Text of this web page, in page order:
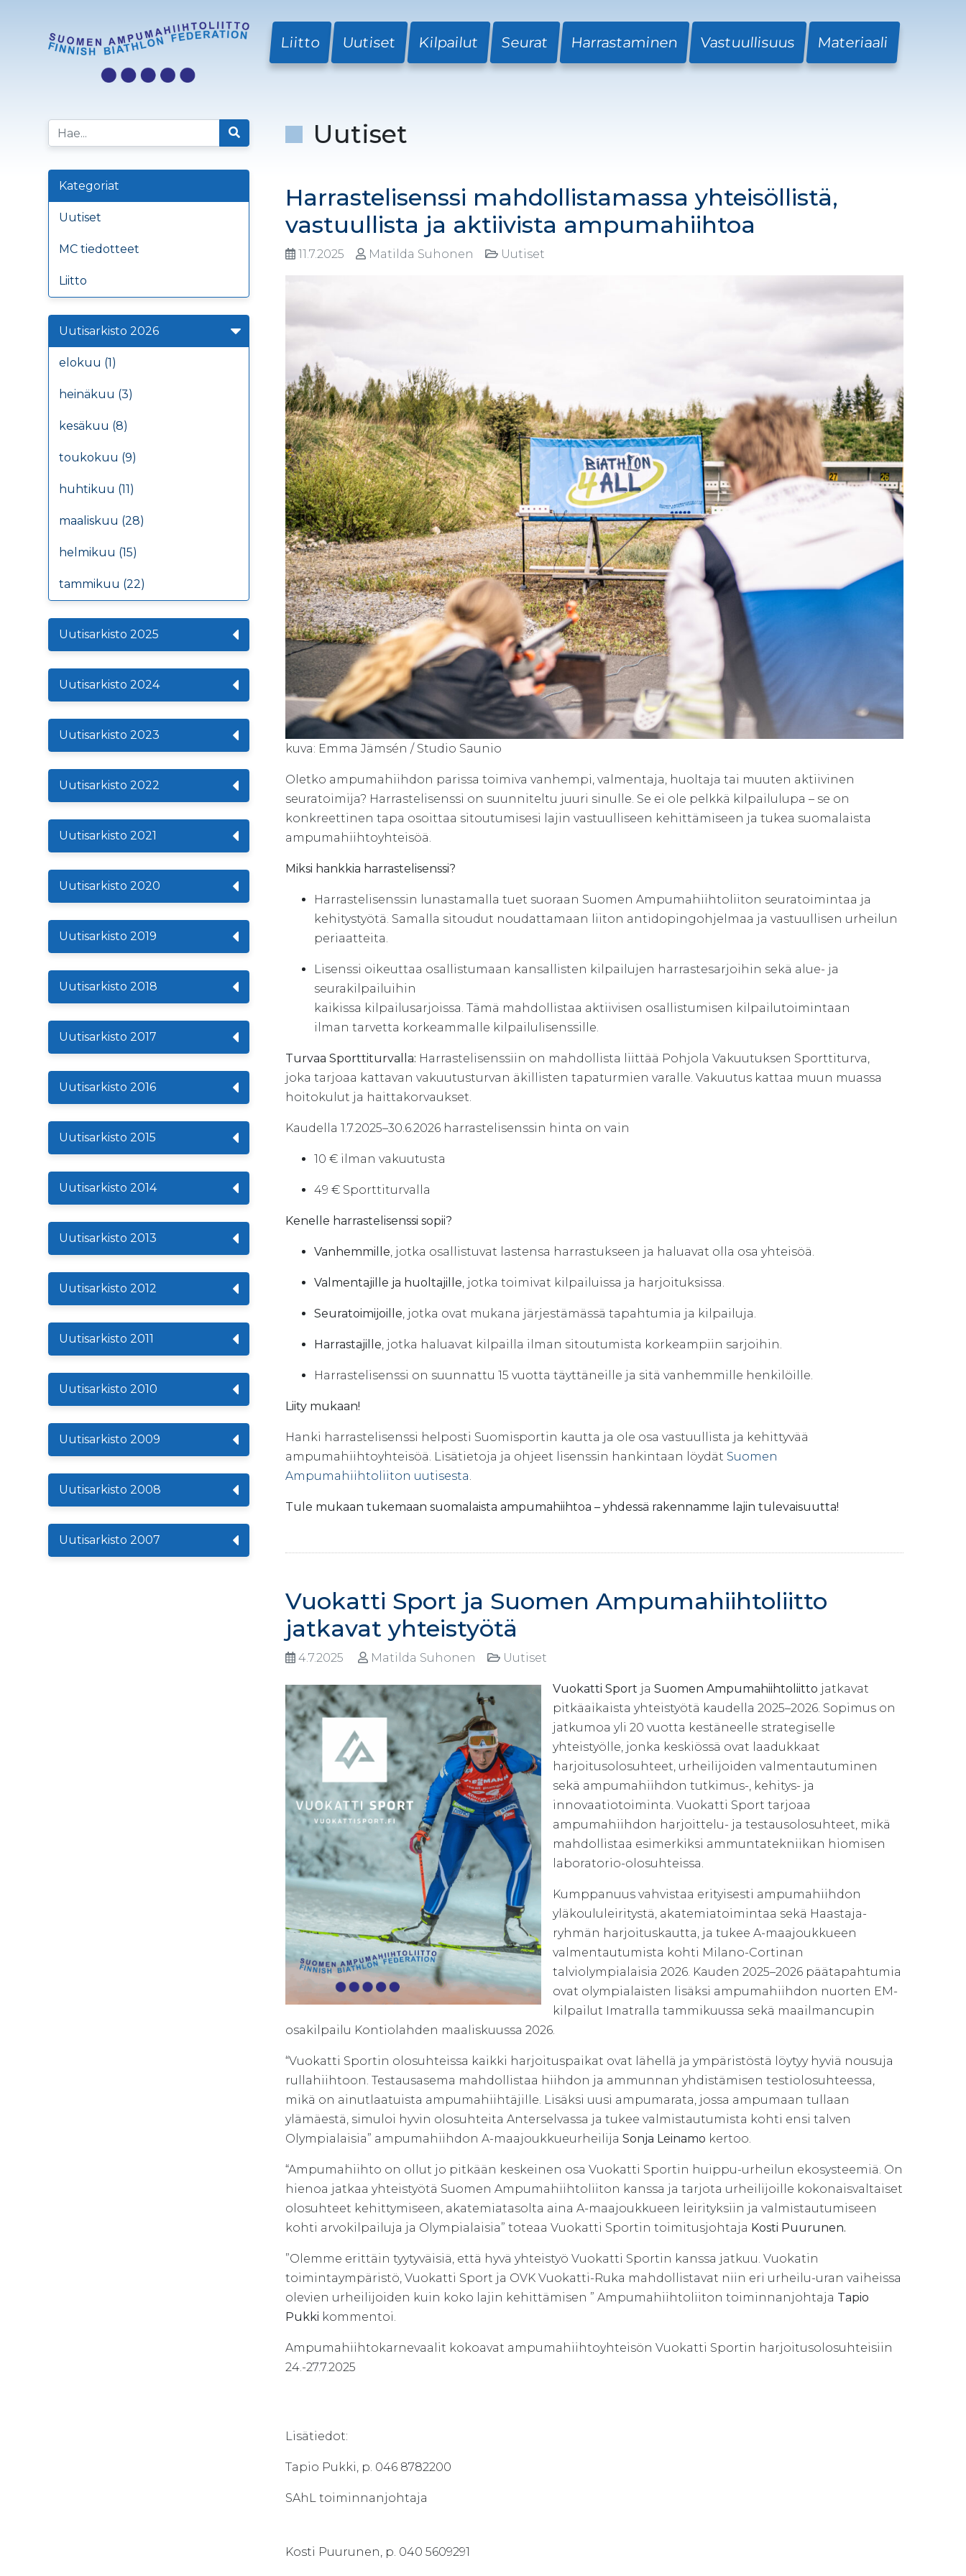
Liitto Uutiset Kilpailut Seurat Harrastaminen Vastuullisuus Materiaali
Kategoriat
Uutiset
MC tiedotteet
Liitto
Uutisarkisto 2026
elokuu (1)
heinäkuu (3)
kesäkuu (8)
toukokuu (9)
huhtikuu (11)
maaliskuu (28)
helmikuu (15)
tammikuu (22)
Uutisarkisto 2025
Uutisarkisto 2024
Uutisarkisto 2023
Uutisarkisto 2022
Uutisarkisto 2021
Uutisarkisto 2020
Uutisarkisto 2019
Uutisarkisto 2018
Uutisarkisto 2017
Uutisarkisto 2016
Uutisarkisto 2015
Uutisarkisto 2014
Uutisarkisto 2013
Uutisarkisto 2012
Uutisarkisto 2011
Uutisarkisto 2010
Uutisarkisto 2009
Uutisarkisto 2008
Uutisarkisto 2007
Uutiset
Harrastelisenssi mahdollistamassa yhteisöllistä,
vastuullista ja aktiivista ampumahiihtoa
11.7.2025 Matilda Suhonen Uutiset
kuva: Emma Jämsén / Studio Saunio
Oletko ampumahiihdon parissa toimiva vanhempi, valmentaja, huoltaja tai muuten aktiivinen
seuratoimija? Harrastelisenssi on suunniteltu juuri sinulle. Se ei ole pelkkä kilpailulupa – se on
konkreettinen tapa osoittaa sitoutumisesi lajin vastuulliseen kehittämiseen ja tukea suomalaista
ampumahiihtoyhteisöä.
Miksi hankkia harrastelisenssi?
Harrastelisenssin lunastamalla tuet suoraan Suomen Ampumahiihtoliiton seuratoimintaa ja
kehitystyötä. Samalla sitoudut noudattamaan liiton antidopingohjelmaa ja vastuullisen urheilun
periaatteita.
Lisenssi oikeuttaa osallistumaan kansallisten kilpailujen harrastesarjoihin sekä alue- ja
seurakilpailuihin
kaikissa kilpailusarjoissa. Tämä mahdollistaa aktiivisen osallistumisen kilpailutoimintaan
ilman tarvetta korkeammalle kilpailulisenssille.
Turvaa Sporttiturvalla: Harrastelisenssiin on mahdollista liittää Pohjola Vakuutuksen Sporttiturva,
joka tarjoaa kattavan vakuutusturvan äkillisten tapaturmien varalle. Vakuutus kattaa muun muassa
hoitokulut ja haittakorvaukset.
Kaudella 1.7.2025–30.6.2026 harrastelisenssin hinta on vain
10 € ilman vakuutusta
49 € Sporttiturvalla
Kenelle harrastelisenssi sopii?
Vanhemmille, jotka osallistuvat lastensa harrastukseen ja haluavat olla osa yhteisöä.
Valmentajille ja huoltajille, jotka toimivat kilpailuissa ja harjoituksissa.
Seuratoimijoille, jotka ovat mukana järjestämässä tapahtumia ja kilpailuja.
Harrastajille, jotka haluavat kilpailla ilman sitoutumista korkeampiin sarjoihin.
Harrastelisenssi on suunnattu 15 vuotta täyttäneille ja sitä vanhemmille henkilöille.
Liity mukaan!
Hanki harrastelisenssi helposti Suomisportin kautta ja ole osa vastuullista ja kehittyvää
ampumahiihtoyhteisöä. Lisätietoja ja ohjeet lisenssin hankintaan löydät Suomen
Ampumahiihtoliiton uutisesta.
Tule mukaan tukemaan suomalaista ampumahiihtoa – yhdessä rakennamme lajin tulevaisuutta!
Vuokatti Sport ja Suomen Ampumahiihtoliitto
jatkavat yhteistyötä
4.7.2025 Matilda Suhonen Uutiset
Vuokatti Sport ja Suomen Ampumahiihtoliitto jatkavat
pitkäaikaista yhteistyötä kaudella 2025–2026. Sopimus on
jatkumoa yli 20 vuotta kestäneelle strategiselle
yhteistyölle, jonka keskiössä ovat laadukkaat
harjoitusolosuhteet, urheilijoiden valmentautuminen
sekä ampumahiihdon tutkimus-, kehitys- ja
innovaatiotoiminta. Vuokatti Sport tarjoaa
ampumahiihdon harjoittelu- ja testausolosuhteet, mikä
mahdollistaa esimerkiksi ammuntatekniikan hiomisen
laboratorio-olosuhteissa.
Kumppanuus vahvistaa erityisesti ampumahiihdon
yläkoululeiritystä, akatemiatoimintaa sekä Haastaja-
ryhmän harjoituskautta, ja tukee A-maajoukkueen
valmentautumista kohti Milano-Cortinan
talviolympialaisia 2026. Kauden 2025–2026 päätapahtumia
ovat olympialaisten lisäksi ampumahiihdon nuorten EM-
kilpailut Imatralla tammikuussa sekä maailmancupin
osakilpailu Kontiolahden maaliskuussa 2026.
“Vuokatti Sportin olosuhteissa kaikki harjoituspaikat ovat lähellä ja ympäristöstä löytyy hyviä nousuja
rullahiihtoon. Testausasema mahdollistaa hiihdon ja ammunnan yhdistämisen testiolosuhteessa,
mikä on ainutlaatuista ampumahiihtäjille. Lisäksi uusi ampumarata, jossa ampumaan tullaan
ylämäestä, simuloi hyvin olosuhteita Anterselvassa ja tukee valmistautumista kohti ensi talven
Olympialaisia” ampumahiihdon A-maajoukkueurheilija Sonja Leinamo kertoo.
“Ampumahiihto on ollut jo pitkään keskeinen osa Vuokatti Sportin huippu-urheilun ekosysteemiä. On
hienoa jatkaa yhteistyötä Suomen Ampumahiihtoliiton kanssa ja tarjota urheilijoille kokonaisvaltaiset
olosuhteet kehittymiseen, akatemiatasolta aina A-maajoukkueen leirityksiin ja valmistautumiseen
kohti arvokilpailuja ja Olympialaisia” toteaa Vuokatti Sportin toimitusjohtaja Kosti Puurunen.
”Olemme erittäin tyytyväisiä, että hyvä yhteistyö Vuokatti Sportin kanssa jatkuu. Vuokatin
toimintaympäristö, Vuokatti Sport ja OVK Vuokatti-Ruka mahdollistavat niin eri urheilu-uran vaiheissa
olevien urheilijoiden kuin koko lajin kehittämisen ” Ampumahiihtoliiton toiminnanjohtaja Tapio
Pukki kommentoi.
Ampumahiihtokarnevaalit kokoavat ampumahiihtoyhteisön Vuokatti Sportin harjoitusolosuhteisiin
24.-27.7.2025
Lisätiedot:
Tapio Pukki, p. 046 8782200
SAhL toiminnanjohtaja
Kosti Puurunen, p. 040 5609291